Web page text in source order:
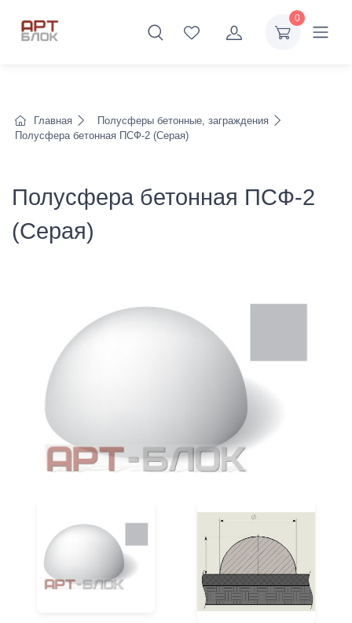
0
Главная
Полусферы бетонные, заграждения
Полусфера бетонная ПСФ-2 (Серая)
Полусфера бетонная ПСФ-2
(Серая)